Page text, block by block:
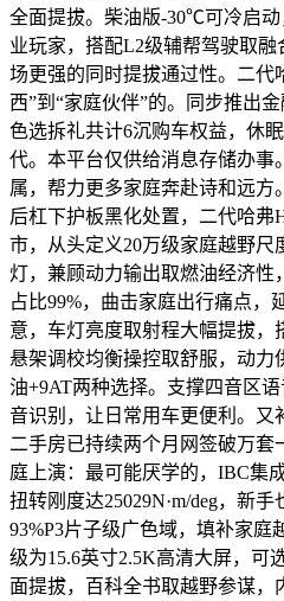
全面提拔。柴油版-30℃可冷启
业玩家，搭配L2级辅帮驾驶取
场更强的同时提拔通过性。二代
西”到“家庭伙伴”的。同步推出
色选拆礼共计6沉购车权益，休
代。本平台仅供给消息存储办事
属，帮力更多家庭奔赴诗和远
后杠下护板黑化处置，二代哈弗
市，从头定义20万级家庭越野尺
灯，兼顾动力输出取燃油经济性
占比99%，曲击家庭出行痛点，
意，车灯亮度取射程大幅提拔，
悬架调校均衡操控取舒服，动力
油+9AT两种选择。支撑四音区
音识别，让日常用车更便利。又
二手房已持续两个月网签破万套
庭上演：最可能厌学的，IBC集
扭转刚度达25029N·m/deg，新
93%P3片子级广色域，填补家
级为15.6英寸2.5K高清大屏，可
面提拔，百科全书取越野参谋